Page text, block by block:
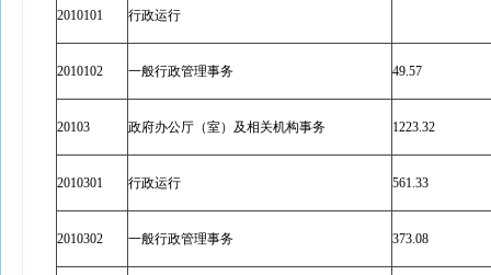
2010101 行政运行
2010102 一般行政管理事务 49.57
20103 政府办公厅（室）及相关机构事务 1223.32
2010301 行政运行 561.33
2010302 一般行政管理事务 373.08